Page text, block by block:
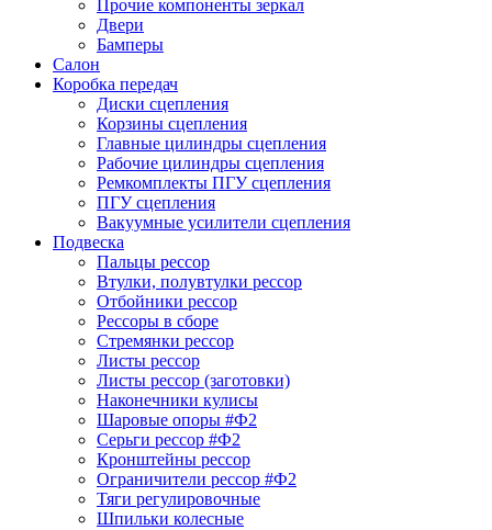
Прочие компоненты зеркал
Двери
Бамперы
Салон
Коробка передач
Диски сцепления
Корзины сцепления
Главные цилиндры сцепления
Рабочие цилиндры сцепления
Ремкомплекты ПГУ сцепления
ПГУ сцепления
Вакуумные усилители сцепления
Подвеска
Пальцы рессор
Втулки, полувтулки рессор
Отбойники рессор
Рессоры в сборе
Стремянки рессор
Листы рессор
Листы рессор (заготовки)
Наконечники кулисы
Шаровые опоры #Ф2
Серьги рессор #Ф2
Кронштейны рессор
Ограничители рессор #Ф2
Тяги регулировочные
Шпильки колесные